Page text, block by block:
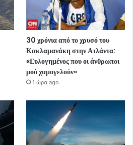
30 χρόνια από το χρυσό του
Κακλαμανάκη στην Ατλάντα:
«Ευλογημένος που οι άνθρωποι
μού χαμογελούν»
1 ώρα ago